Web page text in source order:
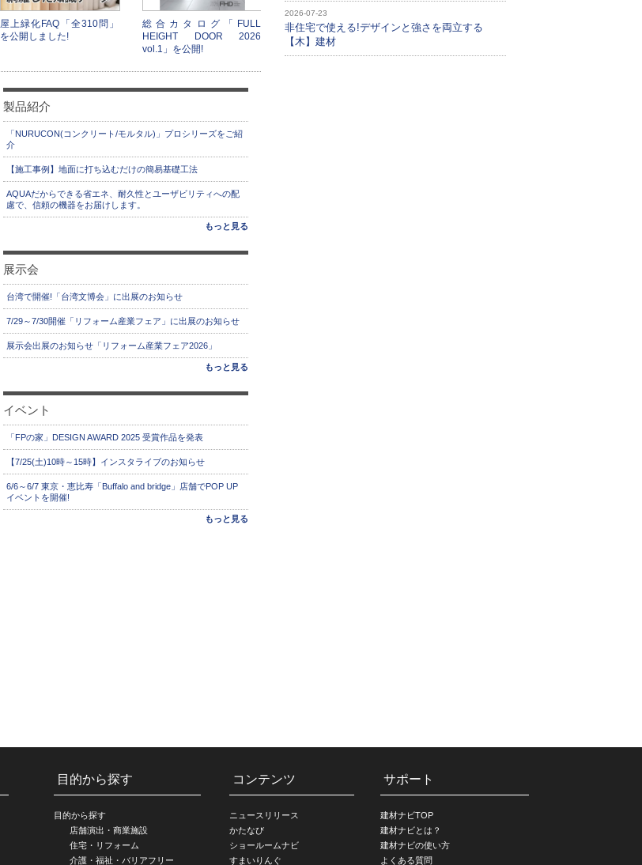
屋上緑化FAQ「全310問」
を公開しました!
総合カタログ「FULL
HEIGHT DOOR 2026
vol.1」を公開!
製品紹介
「NURUCON(コンクリート/モルタル)」プロシリーズをご紹
介
【施工事例】地面に打ち込むだけの簡易基礎工法
AQUAだからできる省エネ、耐久性とユーザビリティへの配
慮で、信頼の機器をお届けします。
もっと見る
展示会
台湾で開催!「台湾文博会」に出展のお知らせ
7/29～7/30開催「リフォーム産業フェア」に出展のお知らせ
展示会出展のお知らせ「リフォーム産業フェア2026」
もっと見る
イベント
「FPの家」DESIGN AWARD 2025 受賞作品を発表
【7/25(土)10時～15時】インスタライブのお知らせ
6/6～6/7 東京・恵比寿「Buffalo and bridge」店舗でPOP UP
イベントを開催!
もっと見る
2026-07-23
非住宅で使える!デザインと強さを両立する
【木】建材
目的から探す
目的から探す
店舗演出・商業施設
住宅・リフォーム
介護・福祉・バリアフリー
コンテンツ
ニュースリリース
かたなび
ショールームナビ
すまいりんぐ
サポート
建材ナビTOP
建材ナビとは？
建材ナビの使い方
よくある質問